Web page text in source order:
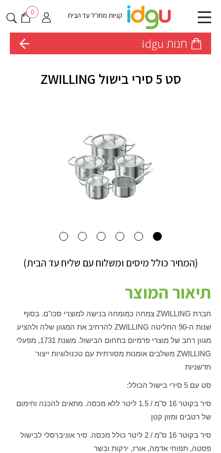
קניות מחו״ל עד הבית 0
חנות idgu
סט 5 סירי בישול ZWILLING
(המחיר כולל מיסים ומשלוח עם שליח עד הבית)
תיאור המוצר
חברת ZWILLING צמחה כמומחה בנישה למוצרי סכו"ם. בסוף
שנות ה-90 החליטה
ZWILLING להרחיב את המגוון שלה ולהציע
מגוון רחב של מוצרי פרמיום בתחום הבישול. משנת 1731, מפעלי
ZWILLING משלבים אומנות מסורתית עם טכנולוגיות ייצור
חדשניות
סט עם 5 סירי בישול הכולל:
סיר בקוטר 16 ס"מ / 1.5 ליטר ללא מכסה. מתאים להכנה וחימום
של רטבים ומזון קטן
סיר בקוטר 16 ס"מ / 2 ליטר כולל מכסה. סיר אוניברסלי לבישול
פסטה, תפוחי אדמה, אורז, ירקות ובשר